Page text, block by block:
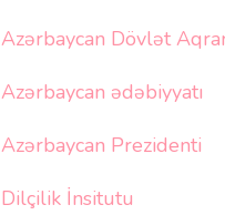
Azərbaycan Dövlət
Azərbaycan ədəbiyyatı
Azərbaycan Prezidenti
Dilçilik İnsitutu